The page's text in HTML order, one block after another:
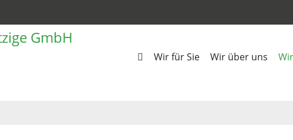
Wir für Sie Wir über uns